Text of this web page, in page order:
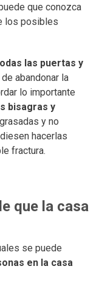
que conozca
los posibles
las puertas y
abandonar la
lo importante
bisagras y
y no
hacerlas
fractura.
que la casa
se puede
en la casa